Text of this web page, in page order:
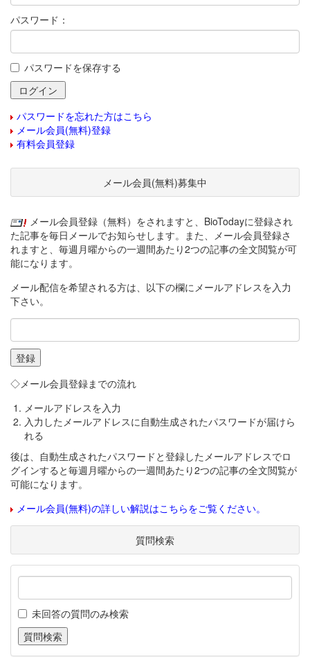
パスワード：
パスワードを保存する
パスワードを忘れた方はこちら
メール会員(無料)登録
有料会員登録
メール会員(無料)募集中
メール会員登録（無料）をされますと、BioTodayに登録され
た記事を毎日メールでお知らせします。また、メール会員登録さ
れますと、毎週月曜からの一週間あたり2つの記事の全文閲覧が可
能になります。
メール配信を希望される方は、以下の欄にメールアドレスを入力
下さい。
◇メール会員登録までの流れ
メールアドレスを入力
入力したメールアドレスに自動生成されたパスワードが届けら
れる
後は、自動生成されたパスワードと登録したメールアドレスでロ
グインすると毎週月曜からの一週間あたり2つの記事の全文閲覧が
可能になります。
メール会員(無料)の詳しい解説はこちらをご覧ください。
質問検索
未回答の質問のみ検索